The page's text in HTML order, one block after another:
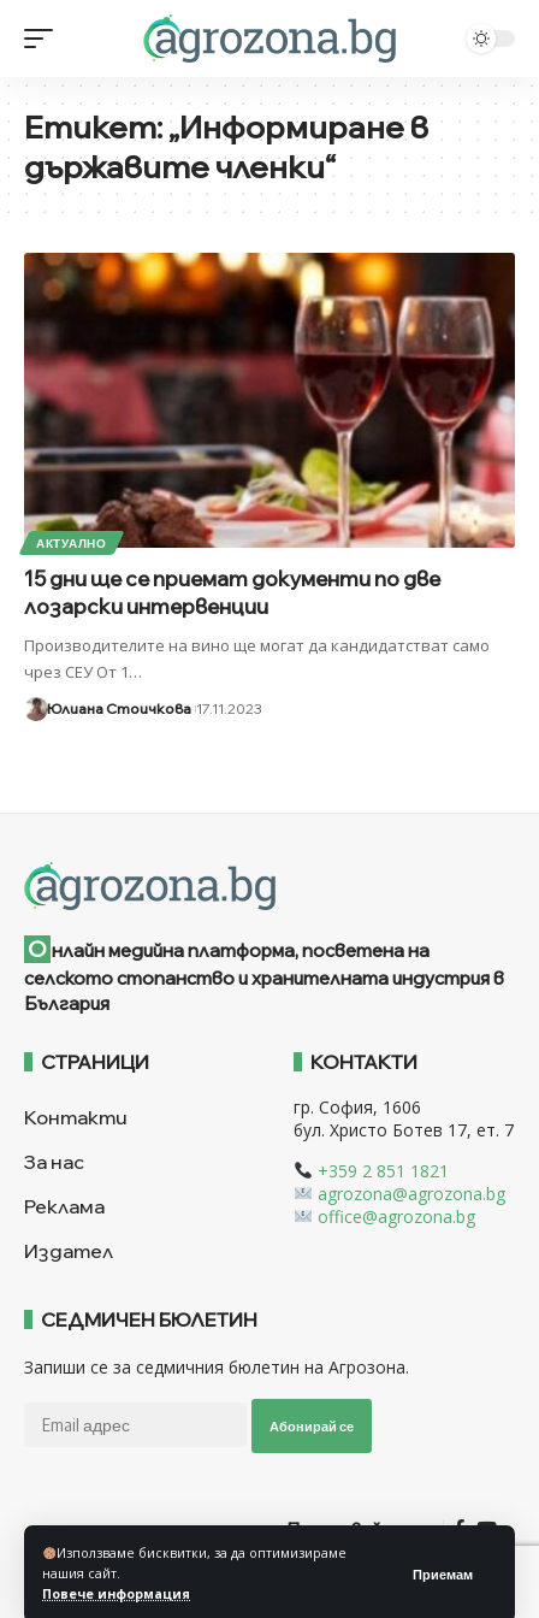
Използваме бисквитки, за да оптимизираме
нашия сайт.
Повече информация
Приемам
Етикет:„Информиране в
държавите членки“
АКТУАЛНО
15 дни ще се приемат документи по две
лозарски интервенции
Производителите на вино ще могат да кандидатстват само
чрез СЕУ От 1…
Юлиана Стоичкова 17.11.2023
О нлайн медийна платформа, посветена на
селското стопанство и хранителната индустрия в
България
СТРАНИЦИ
Контакти
За нас
Реклама
Издател
КОНТАКТИ
гр. София, 1606
бул. Христо Ботев 17, ет. 7
+359 2 851 1821
agrozona@agrozona.bg
office@agrozona.bg
СЕДМИЧЕН БЮЛЕТИН
Запиши се за седмичния бюлетин на Агрозона.
Абонирай се
Последвайте ни
Общи условия
Политика за използване на “Бисквитки”